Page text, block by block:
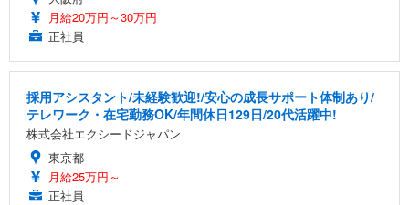
月給20万円～30万円
正社員
採用アシスタント/未経験歓迎!/安心の成長サポート体制あり/
テレワーク・在宅勤務OK/年間休日129日/20代活躍中!
株式会社エクシードジャパン
東京都
月給25万円～
正社員